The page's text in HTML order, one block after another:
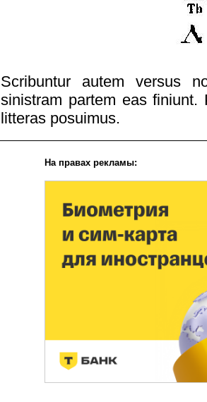
Scribuntur autem versus
sinistram partem eas
litteras posuimus.
На правах рекламы: